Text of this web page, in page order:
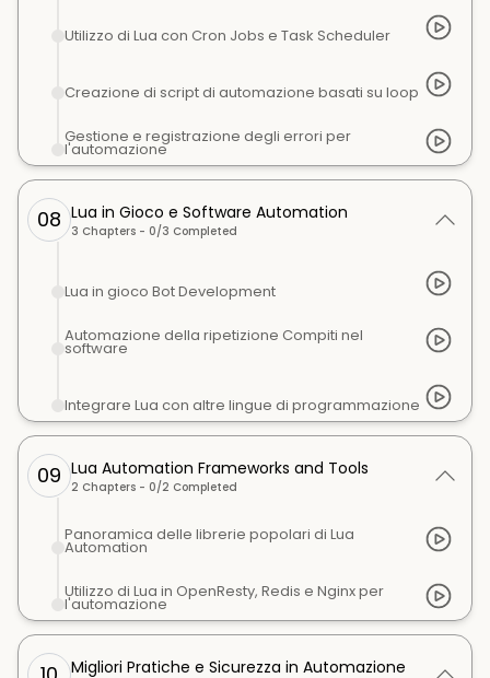
Utilizzo di Lua con Cron Jobs e Task Scheduler
Creazione di script di automazione basati su loop
Gestione e registrazione degli errori per
l'automazione
08 Lua in Gioco e Software Automation
3 Chapters - 0/3 Completed
Lua in gioco Bot Development
Automazione della ripetizione Compiti nel
software
Integrare Lua con altre lingue di programmazione
09 Lua Automation Frameworks and Tools
2 Chapters - 0/2 Completed
Panoramica delle librerie popolari di Lua
Automation
Utilizzo di Lua in OpenResty, Redis e Nginx per
l'automazione
Migliori Pratiche e Sicurezza in Automazione